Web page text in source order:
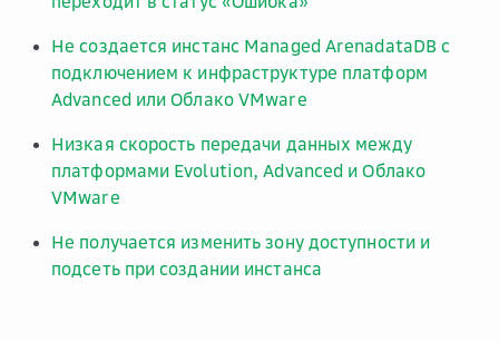
Не создается инстанс Managed ArenadataDB с
подключением к инфраструктуре платформ
Advanced или Облако VMware
Низкая скорость передачи данных между
платформами Evolution, Advanced и Облако
VMware
Не получается изменить зону доступности и
подсеть при создании инстанса